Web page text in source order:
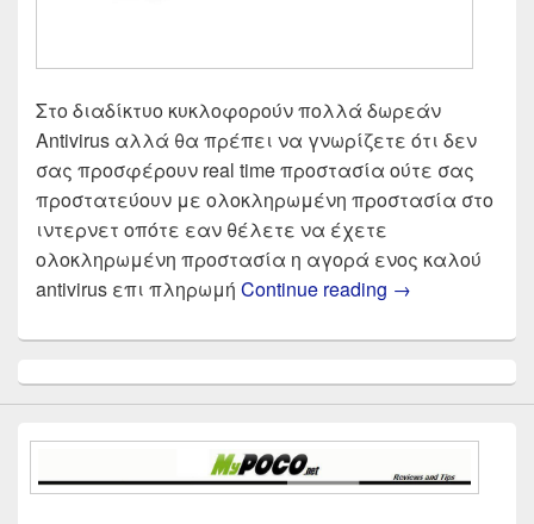
Στο διαδίκτυο κυκλοφορούν πολλά δωρεάν
Antivirus αλλά θα πρέπει να γνωρίζετε ότι δεν
σας προσφέρουν real time προστασία ούτε σας
προστατεύουν με ολοκληρωμένη προστασία στο
ιντερνετ οπότε εαν θέλετε να έχετε
ολοκληρωμένη προστασία η αγορά ενος καλού
antivirus επι πληρωμή Continue reading Το καλύτερο
→
Sidebar
Widget